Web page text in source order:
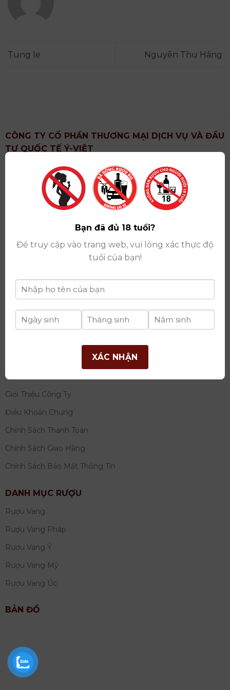
Tung le Nguyên Thu Hằng
CÔNG TY CỔ PHẦN THƯƠNG MẠI DỊCH VỤ VÀ ĐẦU
TƯ QUỐC TẾ Ý-VIỆT
: Khu 6, Xã Hoài Đức, Thành Phố Hà Nội
Showroom: Số 09 Phố Liễu Giai, Phường Ngọc Hà,
Thành Phố Hà Nội
Giấy ĐKKD số: 0102751615 do Sở Tài Chính Thành
Phố Hà Nội cấp lần đầu ngày 07/05/2008,đăng ký
thay đổi lần thứ 17 ngày 06/08/2025
Giấy phép Phân Phối Rượu số : 529/GP-BCT do Bộ
Công Thương cấp ngày 14/11/2022
Ngân hàng:Ngân hàng TMCP Đầu tư và phát triển
Việt Nam (BIDV)
tư quốc tế Ý-Việt
Tây Hồ, TP Hà Nội
THÔNG TIN
Giới Thiệu Công Ty
Điều Khoản Chung
Chính Sách Thanh Toán
Chính Sách Giao Hàng
Chính Sách Bảo Mật Thông Tin
DANH MỤC RƯỢU
Rượu Vang
Rượu Vang Pháp
Rượu Vang Ý
Rượu Vang Mỹ
Rượu Vang Úc
BẢN ĐỒ
Bạn đã đủ 18 tuổi?
Để truy cập vào trang web, vui lòng xác thực độ
tuổi của bạn!
XÁC NHẬN